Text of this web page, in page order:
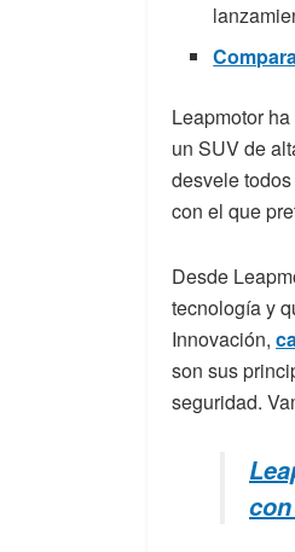
Leapmotor
un SUV de
desvele
con el que
Desde
tecnología y
Innovación,
son sus
seguridad.